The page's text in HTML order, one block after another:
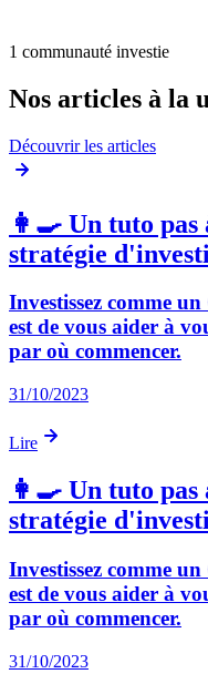
1 communauté investie
Nos articles à la
Découvrir les articles
👩‍🍳 Un tuto
stratégie
Investissez comme
est de vous aider à
par où commencer.
31/10/2023
Lire
👩‍🍳 Un tuto
stratégie
Investissez comme
est de vous aider à
par où commencer.
31/10/2023